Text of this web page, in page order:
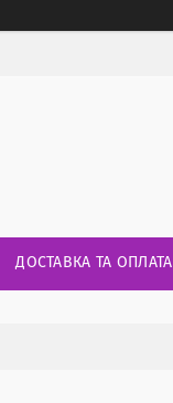
ДОСТАВКА ТА ОПЛАТА